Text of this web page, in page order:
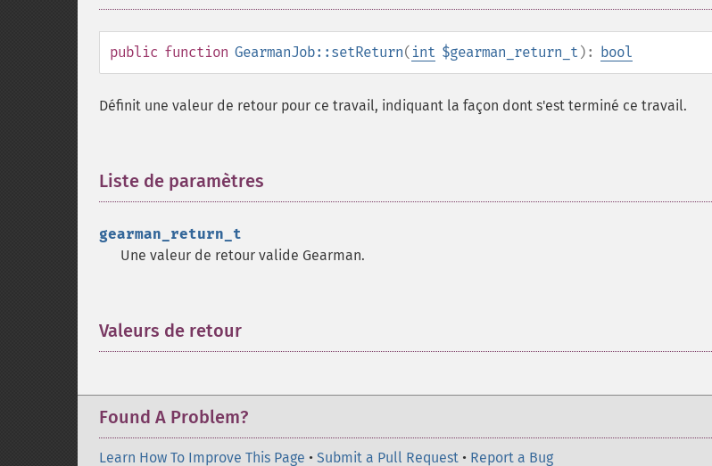
public function GearmanJob::setReturn( int $gearman_return_t ): bool
Définit une valeur de retour pour ce travail, indiquant la façon dont s'est terminé ce travail.
Liste de paramètres
gearman_return_t
Une valeur de retour valide Gearman.
Valeurs de retour
Found A Problem?
Learn How To Improve This Page • Submit a Pull Request • Report a Bug